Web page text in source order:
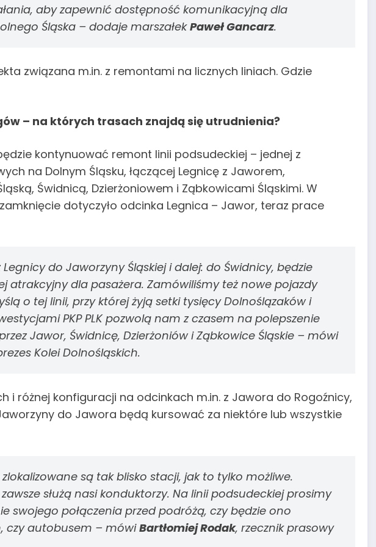
aby zapewnić dostępność komunikacyjną dla
Śląska – dodaje marszałekPaweł Gancarz.
związana m.in. z remontami na licznych liniach. Gdzie
– na których trasach znajdą się utrudnienia?
kontynuować remont linii podsudeckiej – jednej z
na Dolnym Śląsku, łączącej Legnicę z Jaworem,
Świdnicą, Dzierżoniowem i Ząbkowicami Śląskimi. W
dotyczyło odcinka Legnica – Jawor, teraz prace
do Jaworzyny Śląskiej i dalej: do Świdnicy, będzie
atrakcyjny dla pasażera. Zamówiliśmy też nowe pojazdy
o tej linii, przy której żyją setki tysięcy Dolnoślązaków i
PKP PLK pozwolą nam z czasem na polepszenie
Jawor, Świdnicę, Dzierżoniów i Ząbkowice Śląskie – mówi
Kolei Dolnośląskich.
i różnej konfiguracji na odcinkach m.in. z Jawora do Rogoźnicy,
do Jawora będą kursować za niektóre lub wszystkie
są tak blisko stacji, jak to tylko możliwe.
służą nasi konduktorzy. Na linii podsudeckiej prosimy
swojego połączenia przed podróżą, czy będzie ono
czy autobusem – mówiBartłomiej Rodak, rzecznik prasowy